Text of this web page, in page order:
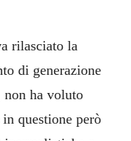
rilasciato la
di generazione
non ha voluto
questione però